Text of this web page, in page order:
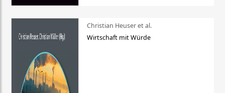
Christian Heuser et al.
Wirtschaft mit Würde